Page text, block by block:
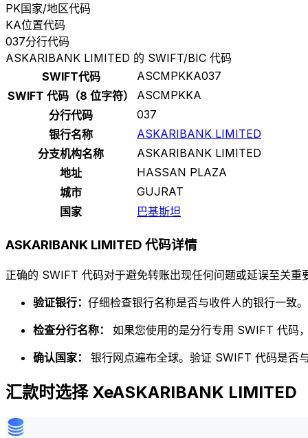
PK国家/地区代码
KA位置代码
037分行代码
ASKARIBANK LIMITED 的 SWIFT/BIC 代码
SWIFT代码
ASCMPKKA037
SWIFT 代码（8 位字符）
ASCMPKKA
分行代码
037
银行名称
ASKARIBANK LIMITED
分支机构名称
ASKARIBANK LIMITED
地址
HASSAN PLAZA
城市
GUJRAT
国家
巴基斯坦
ASKARIBANK LIMITED 代码详情
正确的 SWIFT 代码对于避免转账出现任何问题或延误至关
验证银行： 仔细检查银行名称是否与收件人的银行一致。
检查分行名称： 如果您使用的是分行专用 SWIFT 代码
确认国家： 银行网点遍布全球。验证 SWIFT 代码是否
汇款时选择 XeASKARIBANK LIMITED